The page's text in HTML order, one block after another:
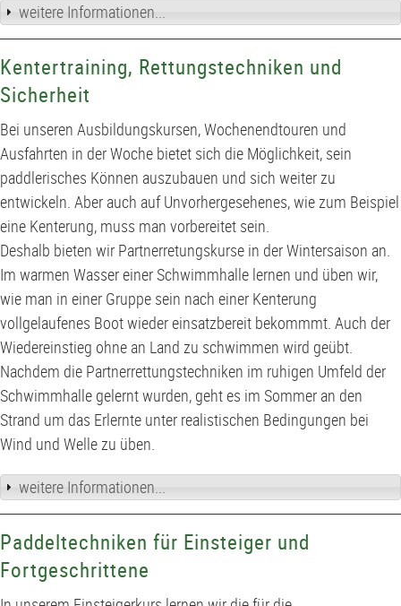
weitere Informationen...
Kentertraining, Rettungstechniken und
Sicherheit
Bei unseren Ausbildungskursen, Wochenendtouren und
Ausfahrten in der Woche bietet sich die Möglichkeit, sein
paddlerisches Können auszubauen und sich weiter zu
entwickeln. Aber auch auf Unvorhergesehenes, wie zum Beispiel
eine Kenterung, muss man vorbereitet sein.
Deshalb bieten wir Partnerretungskurse in der Wintersaison an.
Im warmen Wasser einer Schwimmhalle lernen und üben wir,
wie man in einer Gruppe sein nach einer Kenterung
vollgelaufenes Boot wieder einsatzbereit bekommmt. Auch der
Wiedereinstieg ohne an Land zu schwimmen wird geübt.
Nachdem die Partnerrettungstechniken im ruhigen Umfeld der
Schwimmhalle gelernt wurden, geht es im Sommer an den
Strand um das Erlernte unter realistischen Bedingungen bei
Wind und Welle zu üben.
weitere Informationen...
Paddeltechniken für Einsteiger und
Fortgeschrittene